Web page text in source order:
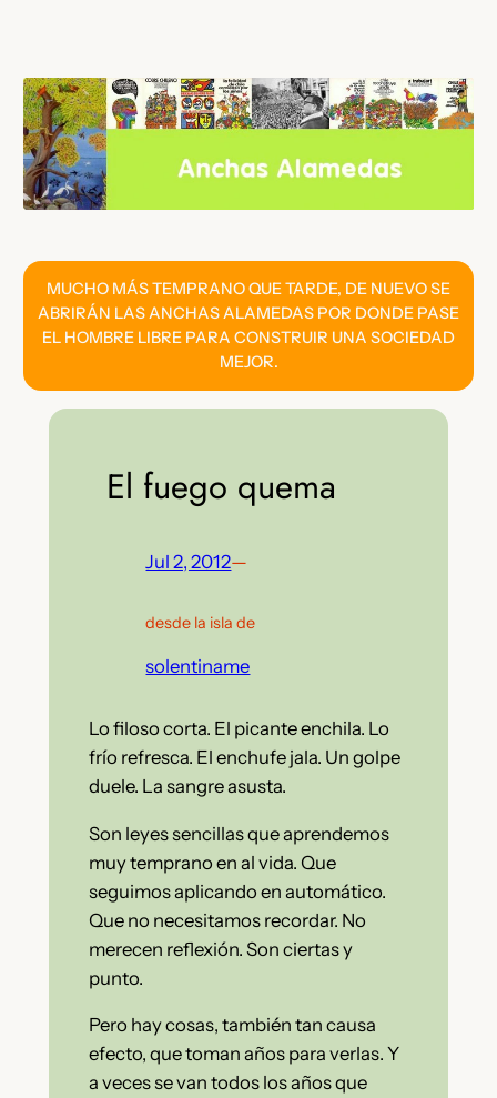
contenido
MUCHO MÁS TEMPRANO QUE TARDE, DE NUEVO SE
ABRIRÁN LAS ANCHAS ALAMEDAS POR DONDE PASE
EL HOMBRE LIBRE PARA CONSTRUIR UNA SOCIEDAD
MEJOR.
El fuego quema
Jul 2, 2012—
desde la isla de
solentiname
Lo filoso corta. El picante enchila. Lo
frío refresca. El enchufe jala. Un golpe
duele. La sangre asusta.
Son leyes sencillas que aprendemos
muy temprano en al vida. Que
seguimos aplicando en automático.
Que no necesitamos recordar. No
merecen reflexión. Son ciertas y
punto.
Pero hay cosas, también tan causa
efecto, que toman años para verlas. Y
a veces se van todos los años que